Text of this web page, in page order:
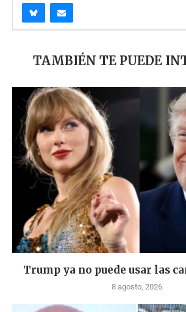
TAMBIÉN TE PUEDE
Trump ya no puede usar las
8 agosto, 2026